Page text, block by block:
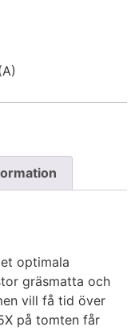
optimala
gräsmatta och
vill få tid över
på tomten får